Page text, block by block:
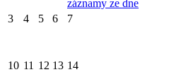
záznamy ze dne
3
4 5 6 7
10 11 12 13 14